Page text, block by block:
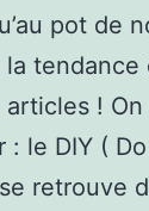
pot de
tendance
articles !
: le DIY (
retrouve